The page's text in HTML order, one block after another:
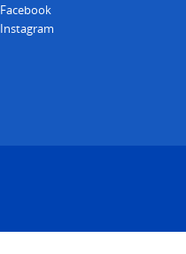
Facebook
Instagram